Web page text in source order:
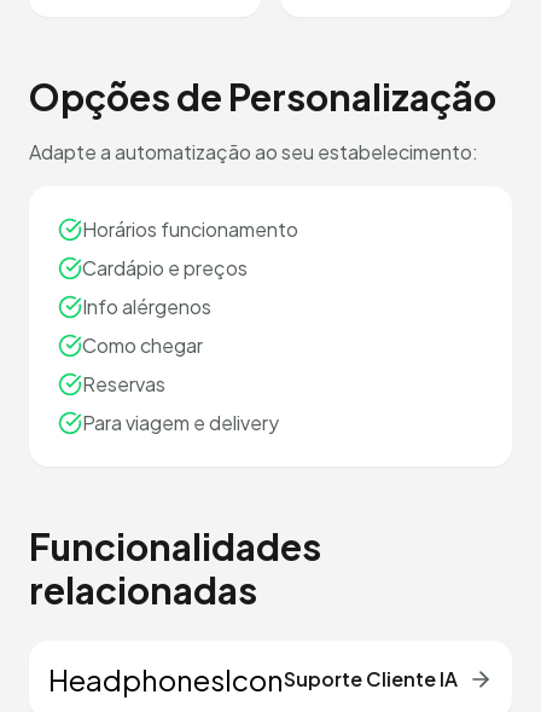
Opções de Personalização
Adapte a automatização ao seu estabelecimento:
Horários funcionamento
Cardápio e preços
Info alérgenos
Como chegar
Reservas
Para viagem e delivery
Funcionalidades
relacionadas
HeadphonesIconSuporte Cliente IA